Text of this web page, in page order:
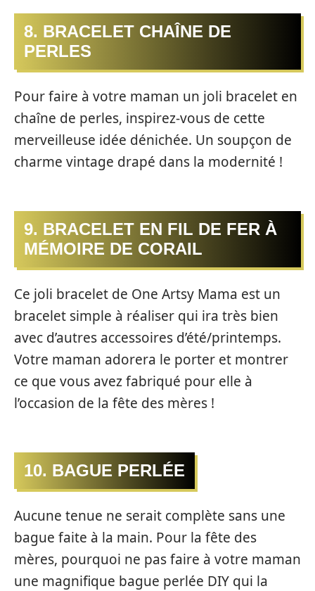
8. BRACELET CHAÎNE DE
PERLES
Pour faire à votre maman un joli bracelet en
chaîne de perles, inspirez-vous de cette
merveilleuse idée dénichée. Un soupçon de
charme vintage drapé dans la modernité !
9. BRACELET EN FIL DE FER À
MÉMOIRE DE CORAIL
Ce joli bracelet de One Artsy Mama est un
bracelet simple à réaliser qui ira très bien
avec d’autres accessoires d’été/printemps.
Votre maman adorera le porter et montrer
ce que vous avez fabriqué pour elle à
l’occasion de la fête des mères !
10. BAGUE PERLÉE
Aucune tenue ne serait complète sans une
bague faite à la main. Pour la fête des
mères, pourquoi ne pas faire à votre maman
une magnifique bague perlée DIY qui la